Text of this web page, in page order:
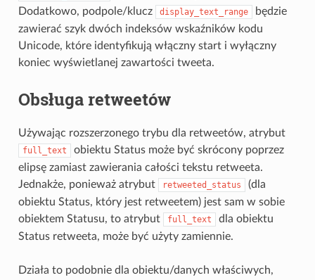
Dodatkowo, podpole/klucz
display_text_range
będzie
zawierać szyk dwóch indeksów wskaźników kodu
Unicode, które identyfikują włączny start i wyłączny
koniec wyświetlanej zawartości tweeta.
Obsługa retweetów
Używając rozszerzonego trybu dla retweetów, atrybut
full_text
obiektu Status może być skrócony poprzez
elipsę zamiast zawierania całości tekstu retweeta.
Jednakże, ponieważ atrybut
retweeted_status
(dla
obiektu Status, który jest retweetem) jest sam w sobie
obiektem Statusu, to atrybut
full_text
dla obiektu
Status retweeta, może być użyty zamiennie.
Działa to podobnie dla obiektu/danych właściwych,